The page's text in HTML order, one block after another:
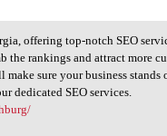
offering top-notch SEO
the rankings and attract more
sure your business
dedicated SEO services.